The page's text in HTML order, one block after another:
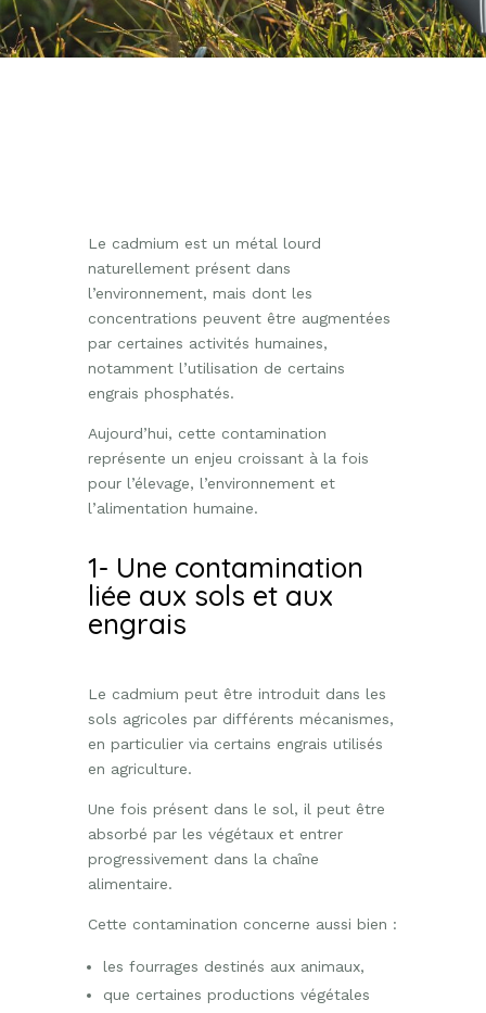
Le cadmium est un métal lourd
naturellement présent dans
l’environnement, mais dont les
concentrations peuvent être augmentées
par certaines activités humaines,
notamment l’utilisation de certains
engrais phosphatés.
Aujourd’hui, cette contamination
représente un enjeu croissant à la fois
pour l’élevage, l’environnement et
l’alimentation humaine.
1- Une contamination
liée aux sols et aux
engrais
Le cadmium peut être introduit dans les
sols agricoles par différents mécanismes,
en particulier via certains engrais utilisés
en agriculture.
Une fois présent dans le sol, il peut être
absorbé par les végétaux et entrer
progressivement dans la chaîne
alimentaire.
Cette contamination concerne aussi bien :
les fourrages destinés aux animaux,
que certaines productions végétales